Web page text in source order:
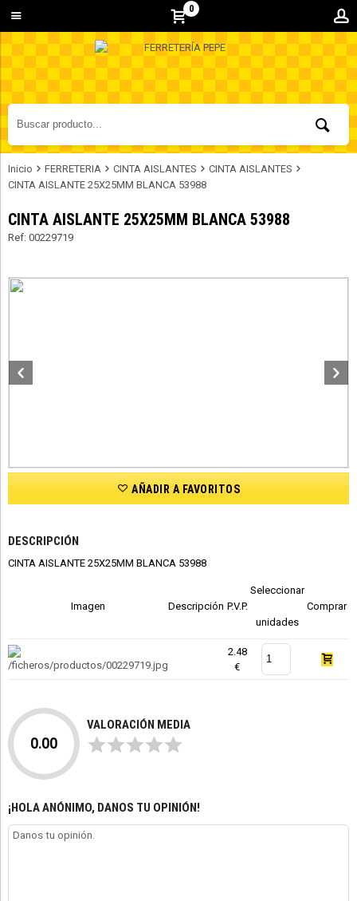
0
Inicio FERRETERIA CINTA AISLANTES
CINTA AISLANTES
CINTA AISLANTE 25X25MM BLANCA 53988
CINTA AISLANTE 25X25MM BLANCA 53988
Ref: 00229719
AÑADIR A FAVORITOS
DESCRIPCIÓN
CINTA AISLANTE 25X25MM BLANCA 53988
Imagen Descripción P.V.P.
Seleccionar
unidades
Comprar
2.48
€
0.00
VALORACIÓN MEDIA
¡HOLA ANÓNIMO, DANOS TU OPINIÓN!